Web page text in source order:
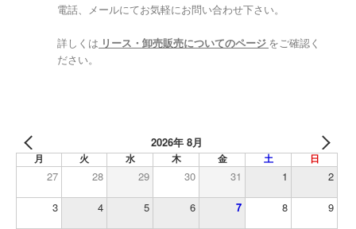
電話、メールにてお気軽にお問い合わせ下さい。
詳しくは リース・卸売販売についてのページ をご確認く
ださい。
2026年 8月
月 火 水 木 金 土 日
27 28 29 30 31 1 2
3 4 5 6 7 8 9